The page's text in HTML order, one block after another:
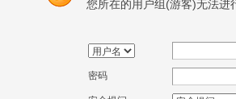
您所在的用户组(游客)无法进
密码